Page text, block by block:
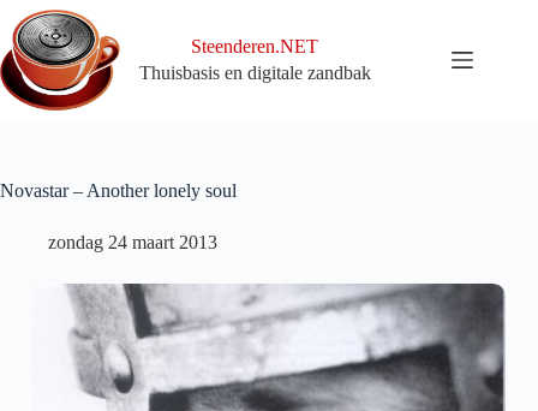
naar
de
inhoud
Steenderen.NET
Thuisbasis en digitale zandbak
Novastar – Another lonely soul
zondag 24 maart 2013